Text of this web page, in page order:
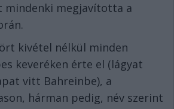
mindenki megjavította a
kivétel nélkül minden
keveréken érte el (lágyat
vitt Bahreinbe), a
hárman pedig, név szerint